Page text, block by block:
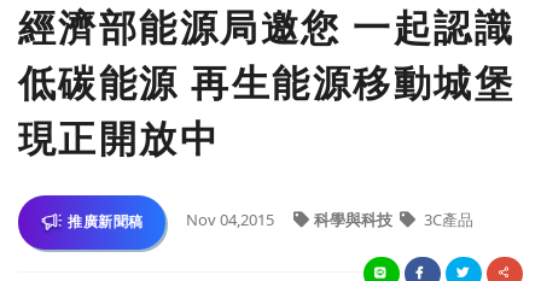
經濟部能源局邀您 一起認識
低碳能源 再生能源移動城堡
現正開放中
推廣新聞稿 Nov 04,2015 科學與科技 3C產品